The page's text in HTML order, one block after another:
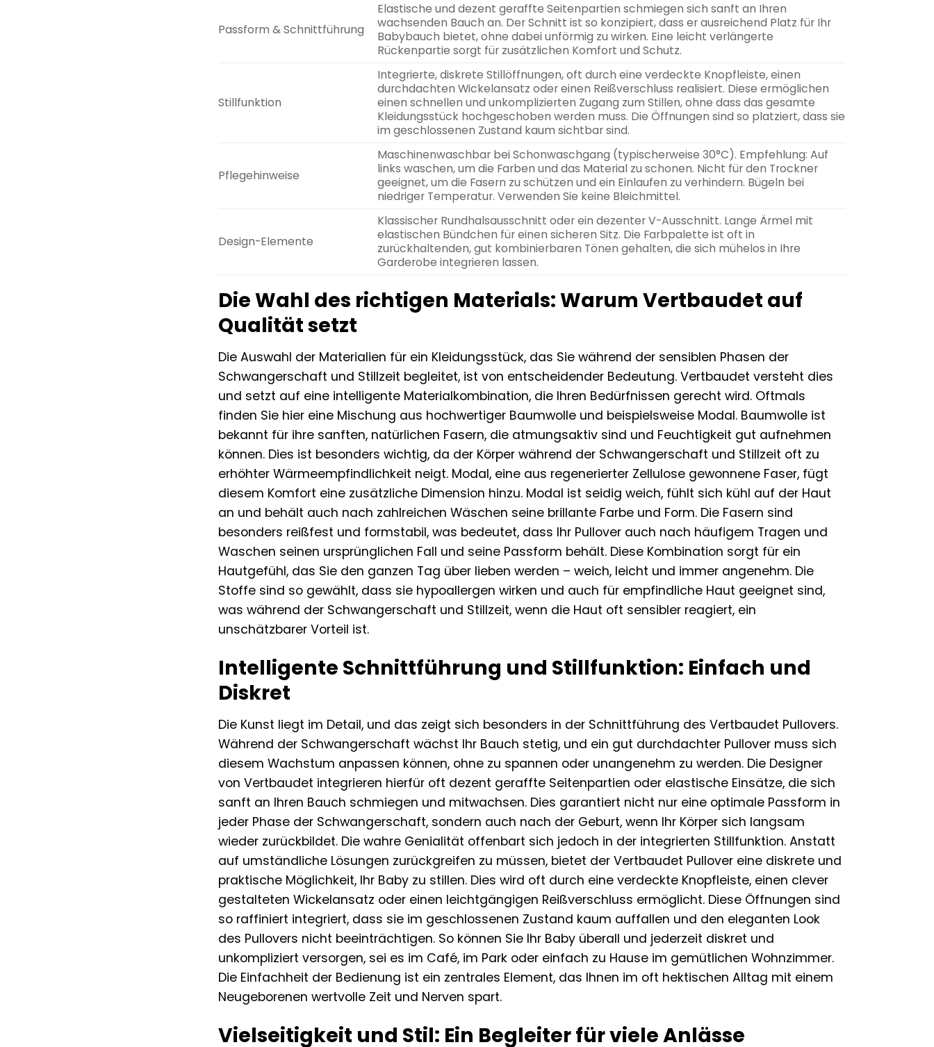
Passform & Schnittführung
Elastische und dezent geraffte Seitenpartien schmiegen sich sanft an Ihren
wachsenden Bauch an. Der Schnitt ist so konzipiert, dass er ausreichend Platz für Ihr
Babybauch bietet, ohne dabei unförmig zu wirken. Eine leicht verlängerte
Rückenpartie sorgt für zusätzlichen Komfort und Schutz.
Stillfunktion
Integrierte, diskrete Stillöffnungen, oft durch eine verdeckte Knopfleiste, einen
durchdachten Wickelansatz oder einen Reißverschluss realisiert. Diese ermöglichen
einen schnellen und unkomplizierten Zugang zum Stillen, ohne dass das gesamte
Kleidungsstück hochgeschoben werden muss. Die Öffnungen sind so platziert, dass sie
im geschlossenen Zustand kaum sichtbar sind.
Pflegehinweise
Maschinenwaschbar bei Schonwaschgang (typischerweise 30°C). Empfehlung: Auf
links waschen, um die Farben und das Material zu schonen. Nicht für den Trockner
geeignet, um die Fasern zu schützen und ein Einlaufen zu verhindern. Bügeln bei
niedriger Temperatur. Verwenden Sie keine Bleichmittel.
Design-Elemente
Klassischer Rundhalsausschnitt oder ein dezenter V-Ausschnitt. Lange Ärmel mit
elastischen Bündchen für einen sicheren Sitz. Die Farbpalette ist oft in
zurückhaltenden, gut kombinierbaren Tönen gehalten, die sich mühelos in Ihre
Garderobe integrieren lassen.
Die Wahl des richtigen Materials: Warum Vertbaudet auf
Qualität setzt
Die Auswahl der Materialien für ein Kleidungsstück, das Sie während der sensiblen Phasen der
Schwangerschaft und Stillzeit begleitet, ist von entscheidender Bedeutung. Vertbaudet versteht dies
und setzt auf eine intelligente Materialkombination, die Ihren Bedürfnissen gerecht wird. Oftmals
finden Sie hier eine Mischung aus hochwertiger Baumwolle und beispielsweise Modal. Baumwolle ist
bekannt für ihre sanften, natürlichen Fasern, die atmungsaktiv sind und Feuchtigkeit gut aufnehmen
können. Dies ist besonders wichtig, da der Körper während der Schwangerschaft und Stillzeit oft zu
erhöhter Wärmeempfindlichkeit neigt. Modal, eine aus regenerierter Zellulose gewonnene Faser, fügt
diesem Komfort eine zusätzliche Dimension hinzu. Modal ist seidig weich, fühlt sich kühl auf der Haut
an und behält auch nach zahlreichen Wäschen seine brillante Farbe und Form. Die Fasern sind
besonders reißfest und formstabil, was bedeutet, dass Ihr Pullover auch nach häufigem Tragen und
Waschen seinen ursprünglichen Fall und seine Passform behält. Diese Kombination sorgt für ein
Hautgefühl, das Sie den ganzen Tag über lieben werden – weich, leicht und immer angenehm. Die
Stoffe sind so gewählt, dass sie hypoallergen wirken und auch für empfindliche Haut geeignet sind,
was während der Schwangerschaft und Stillzeit, wenn die Haut oft sensibler reagiert, ein
unschätzbarer Vorteil ist.
Intelligente Schnittführung und Stillfunktion: Einfach und
Diskret
Die Kunst liegt im Detail, und das zeigt sich besonders in der Schnittführung des Vertbaudet Pullovers.
Während der Schwangerschaft wächst Ihr Bauch stetig, und ein gut durchdachter Pullover muss sich
diesem Wachstum anpassen können, ohne zu spannen oder unangenehm zu werden. Die Designer
von Vertbaudet integrieren hierfür oft dezent geraffte Seitenpartien oder elastische Einsätze, die sich
sanft an Ihren Bauch schmiegen und mitwachsen. Dies garantiert nicht nur eine optimale Passform in
jeder Phase der Schwangerschaft, sondern auch nach der Geburt, wenn Ihr Körper sich langsam
wieder zurückbildet. Die wahre Genialität offenbart sich jedoch in der integrierten Stillfunktion. Anstatt
auf umständliche Lösungen zurückgreifen zu müssen, bietet der Vertbaudet Pullover eine diskrete und
praktische Möglichkeit, Ihr Baby zu stillen. Dies wird oft durch eine verdeckte Knopfleiste, einen clever
gestalteten Wickelansatz oder einen leichtgängigen Reißverschluss ermöglicht. Diese Öffnungen sind
so raffiniert integriert, dass sie im geschlossenen Zustand kaum auffallen und den eleganten Look
des Pullovers nicht beeinträchtigen. So können Sie Ihr Baby überall und jederzeit diskret und
unkompliziert versorgen, sei es im Café, im Park oder einfach zu Hause im gemütlichen Wohnzimmer.
Die Einfachheit der Bedienung ist ein zentrales Element, das Ihnen im oft hektischen Alltag mit einem
Neugeborenen wertvolle Zeit und Nerven spart.
Vielseitigkeit und Stil: Ein Begleiter für viele Anlässe